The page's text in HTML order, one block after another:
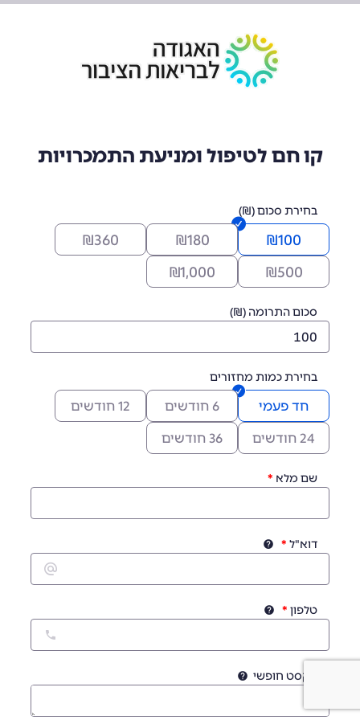
קו חם לטיפול ומניעת התמכרויות
בחירת סכום (₪)
100
₪
180
₪
360
₪
500
₪
1,000
₪
סכום התרומה (₪)
בחירת כמות מחזורים
חד פעמי 6 חודשים 12 חודשים
24 חודשים 36 חודשים
שם מלא
דוא"ל
טלפון
טקסט חופשי